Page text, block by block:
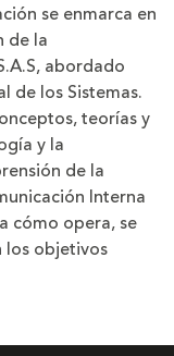
se enmarca en
de la
abordado
de los Sistemas.
teorías y
y la
de la
Interna
cómo opera, se
los objetivos